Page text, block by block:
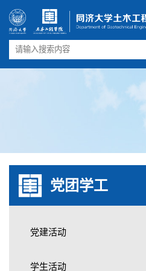
党团学工
党建活动
学生活动